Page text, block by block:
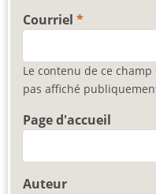
Courriel
Le contenu de ce
pas affiché
Page d'accueil
Auteur